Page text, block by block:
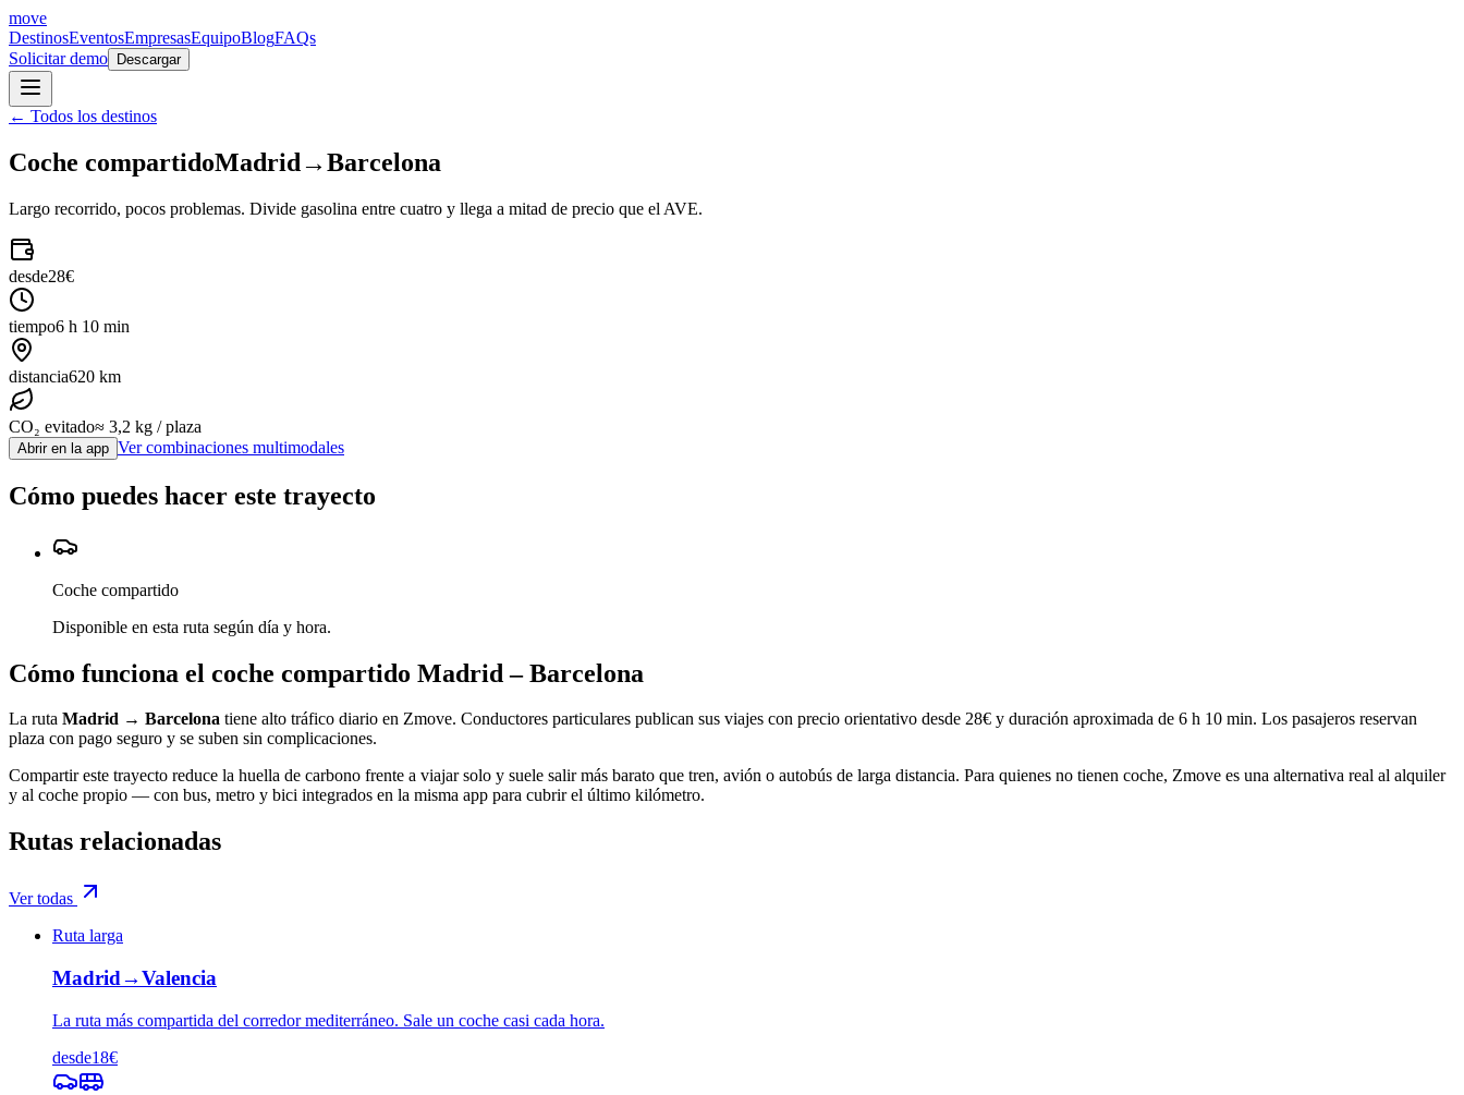
move
DestinosEventosEmpresasEquipoBlogFAQs
Solicitar demo
Descargar
← Todos los destinos
Coche compartidoMadrid→Barcelona
Largo recorrido, pocos problemas. Divide gasolina entre cuatro y llega a mitad de precio que el AVE.
desde28€
tiempo6 h 10 min
distancia620 km
CO₂ evitado≈ 3,2 kg / plaza
Abrir en la app Ver combinaciones multimodales
Cómo puedes hacer este trayecto
Coche compartido
Disponible en esta ruta según día y hora.
Cómo funciona el coche compartido Madrid –Barcelona
La ruta Madrid → Barcelona tiene alto tráfico diario en Zmove. Conductores particulares publican sus viajes con precio orientativo desde 28€ y duración aproximada de 6 h 10 min. Los pasajeros reservan
plaza con pago seguro y se suben sin complicaciones.
Compartir este trayecto reduce la huella de carbono frente a viajar solo y suele salir más barato que tren, avión o autobús de larga distancia. Para quienes no tienen coche, Zmove es una alternativa real al alquiler
y al coche propio — con bus, metro y bici integrados en la misma app para cubrir el último kilómetro.
Rutas relacionadas
Ver todas
Ruta larga
Madrid→Valencia
La ruta más compartida del corredor mediterráneo. Sale un coche casi cada hora.
desde18€